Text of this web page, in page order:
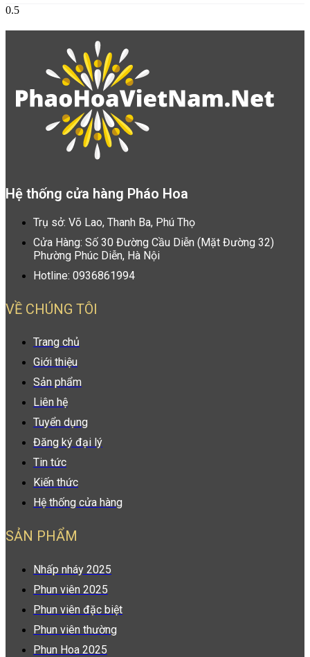
Hệ thống cửa hàng Pháo Hoa
Trụ sở: Võ Lao, Thanh Ba, Phú Thọ
Cửa Hàng: Số 30 Đường Cầu Diễn (Mặt Đường 32)
Phường Phúc Diễn, Hà Nội
Hotline: 0936861994
VỀ CHÚNG TÔI
Trang chủ
Giới thiệu
Sản phẩm
Liên hệ
Tuyển dụng
Đăng ký đại lý
Tin tức
Kiến thức
Hệ thống cửa hàng
SẢN PHẨM
Nhấp nháy 2025
Phun viên 2025
Phun viên đặc biệt
Phun viên thường
Phun Hoa 2025